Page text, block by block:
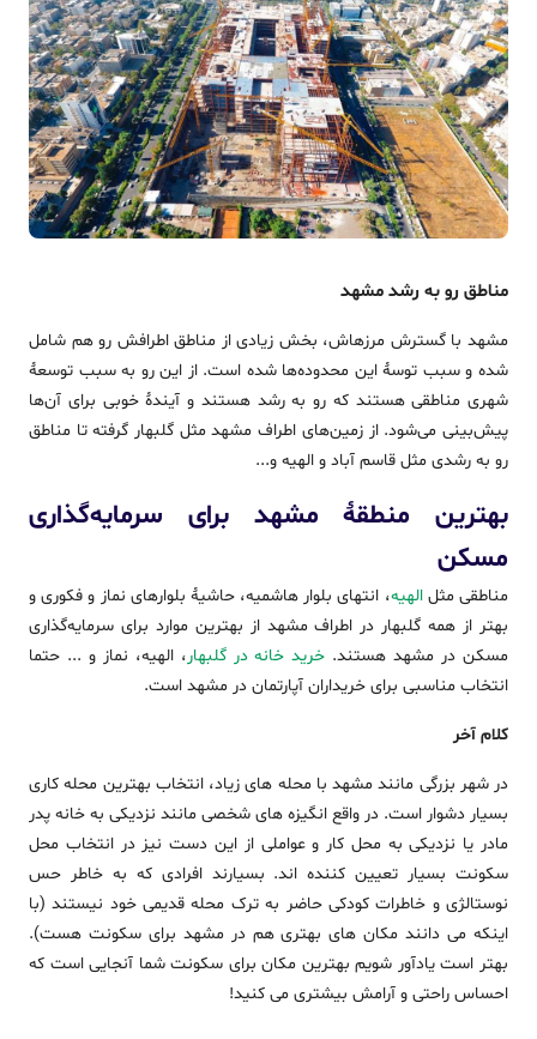
مناطق رو به رشد مشهد
مشهد با گسترش مرزهاش، بخش زیادی از مناطق اطرافش رو هم شامل
شده و سبب توسۀ این محدوده‌ها شده است. از این رو به سبب توسعۀ
شهری مناطقی هستند که رو به رشد هستند و آیندۀ خوبی برای آن‌ها
پیش‌بینی می‌شود. از زمین‌های اطراف مشهد مثل گلبهار گرفته تا مناطق
رو به رشدی مثل قاسم آباد و الهیه و...
بهترین منطقۀ مشهد برای سرمایه‌گذاری
مسکن
مناطقی مثل الهیه، انتهای بلوار هاشمیه، حاشیۀ بلوارهای نماز و فکوری و
بهتر از همه گلبهار در اطراف مشهد از بهترین موارد برای سرمایه‌گذاری
مسکن در مشهد هستند. خرید خانه در گلبهار، الهیه، نماز و ... حتما
انتخاب مناسبی برای خریداران آپارتمان در مشهد است.
کلام آخر
در شهر بزرگی مانند مشهد با محله های زیاد، انتخاب بهترین محله کاری
بسیار دشوار است. در واقع انگیزه های شخصی مانند نزدیکی به خانه پدر
مادر یا نزدیکی به محل کار و عواملی از این دست نیز در انتخاب محل
سکونت بسیار تعیین کننده اند. بسیارند افرادی که به خاطر حس
نوستالژی و خاطرات کودکی حاضر به ترک محله قدیمی خود نیستند (با
اینکه می دانند مکان های بهتری هم در مشهد برای سکونت هست).
بهتر است یادآور شویم بهترین مکان برای سکونت شما آنجایی است که
احساس راحتی و آرامش بیشتری می کنید!